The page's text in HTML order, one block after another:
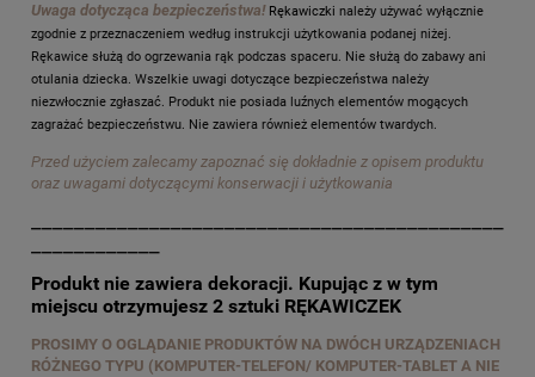
Uwaga dotycząca bezpieczeństwa! Rękawiczki należy używać wyłącznie
zgodnie z przeznaczeniem według instrukcji użytkowania podanej niżej.
Rękawice służą do ogrzewania rąk podczas spaceru. Nie służą do zabawy ani
otulania dziecka. Wszelkie uwagi dotyczące bezpieczeństwa należy
niezwłocznie zgłaszać. Produkt nie posiada luźnych elementów mogących
zagrażać bezpieczeństwu. Nie zawiera również elementów twardych.
Przed użyciem zalecamy zapoznać się dokładnie z opisem produktu
oraz uwagami dotyczącymi konserwacji i użytkowania
Produkt nie zawiera dekoracji. Kupując z w tym
miejscu otrzymujesz 2 sztuki RĘKAWICZEK
PROSIMY O OGLĄDANIE PRODUKTÓW NA DWÓCH URZĄDZENIACH
RÓŻNEGO TYPU (KOMPUTER-TELEFON/ KOMPUTER-TABLET A NIE